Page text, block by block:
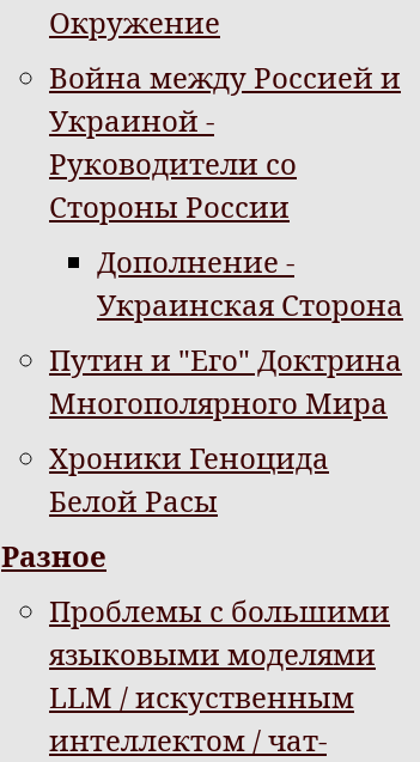
Окружение
Война между Россией и
Украиной -
Руководители со
Стороны России
Дополнение -
Украинская Сторона
Путин и "Его" Доктрина
Многополярного Мира
Хроники Геноцида
Белой Расы
Разное
Проблемы с большими
языковыми моделями
LLM / искуственным
интеллектом / чат-